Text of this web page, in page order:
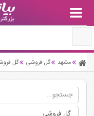
مشهد گل فروشی گل